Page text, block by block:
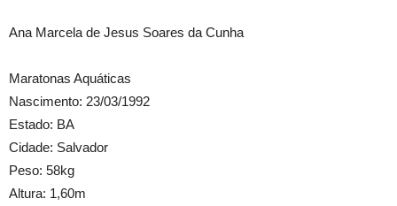
Ana Marcela de Jesus Soares da Cunha
Maratonas Aquáticas
Nascimento: 23/03/1992
Estado: BA
Cidade: Salvador
Peso: 58kg
Altura: 1,60m